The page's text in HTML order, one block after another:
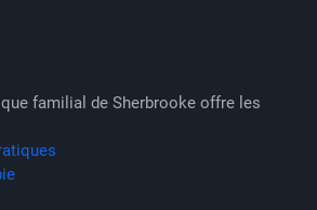
familial de Sherbrooke offre les